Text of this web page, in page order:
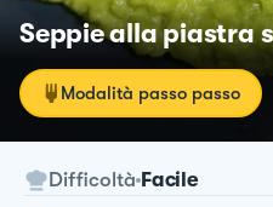
Seppie alla piastra
Modalità passo passo
Difficoltà Facile